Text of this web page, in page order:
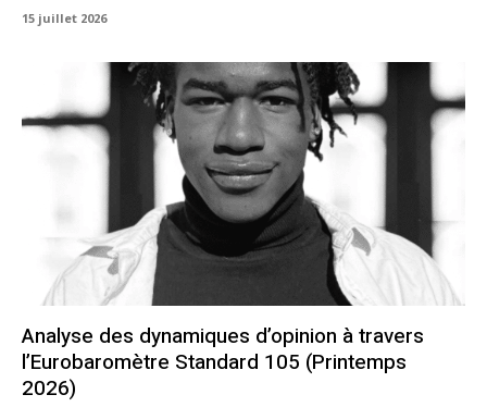
15 juillet 2026
Analyse des dynamiques d’opinion à travers
l’Eurobaromètre Standard 105 (Printemps
2026)